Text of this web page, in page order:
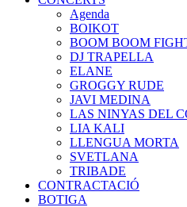
Agenda
BOIKOT
BOOM BOOM
DJ TRAPELLA
ELANE
GROGGY RUDE
JAVI MEDINA
LAS NINYAS DEL
LIA KALI
LLENGUA MORTA
SVETLANA
TRIBADE
CONTRACTACIÓ
BOTIGA